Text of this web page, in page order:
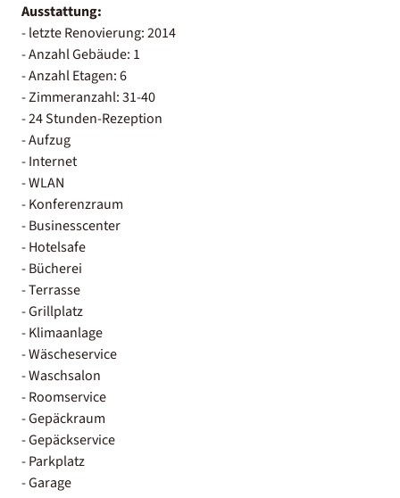
Ausstattung:
- letzte Renovierung: 2014
- Anzahl Gebäude: 1
- Anzahl Etagen: 6
- Zimmeranzahl: 31-40
- 24 Stunden-Rezeption
- Aufzug
- Internet
- WLAN
- Konferenzraum
- Businesscenter
- Hotelsafe
- Bücherei
- Terrasse
- Grillplatz
- Klimaanlage
- Wäscheservice
- Waschsalon
- Roomservice
- Gepäckraum
- Gepäckservice
- Parkplatz
- Garage